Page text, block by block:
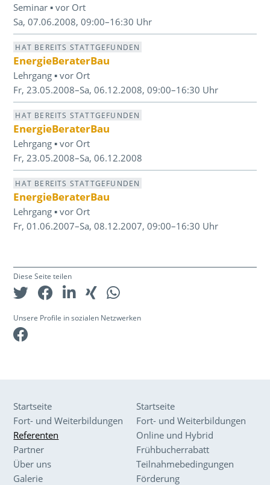
Seminar ▪ vor Ort
Sa, 07.06.2008, 09:00–16:30 Uhr
HAT BEREITS STATTGEFUNDEN
EnergieBeraterBau
Lehrgang ▪ vor Ort
Fr, 23.05.2008–Sa, 06.12.2008, 09:00–16:30 Uhr
HAT BEREITS STATTGEFUNDEN
EnergieBeraterBau
Lehrgang ▪ vor Ort
Fr, 23.05.2008–Sa, 06.12.2008
HAT BEREITS STATTGEFUNDEN
EnergieBeraterBau
Lehrgang ▪ vor Ort
Fr, 01.06.2007–Sa, 08.12.2007, 09:00–16:30 Uhr
Diese Seite teilen
Unsere Profile in sozialen Netzwerken
Startseite
Fort- und Weiterbildungen
Referenten
Partner
Über uns
Galerie
Startseite
Fort- und Weiterbildungen
Online und Hybrid
Frühbucherrabatt
Teilnahmebedingungen
Förderung